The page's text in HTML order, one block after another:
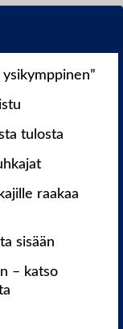
tulosta
raakaa
sisään
– katso